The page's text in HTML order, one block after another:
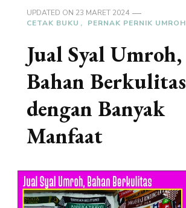
UPDATED ON 23 MARET 2024
CETAK BUKU
PERNAK PERNIK UMROH
Jual Syal Umroh,
Bahan Berkulitas
dengan Banyak
Manfaat